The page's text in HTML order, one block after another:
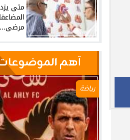
متى
مرضى...
آهم
رياضة